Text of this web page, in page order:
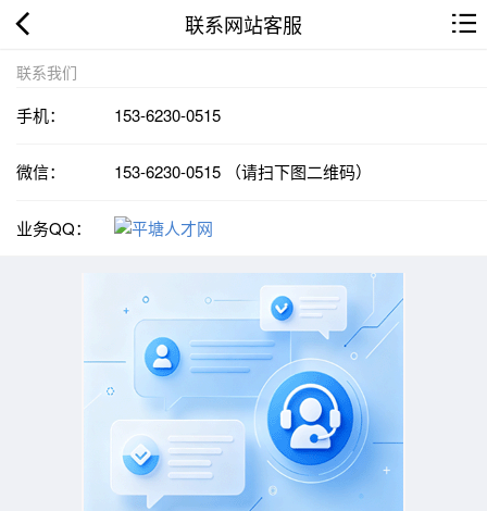
联系网站客服
联系我们
手机： 153-6230-0515
微信： 153-6230-0515 （请扫下图二维码）
业务QQ：